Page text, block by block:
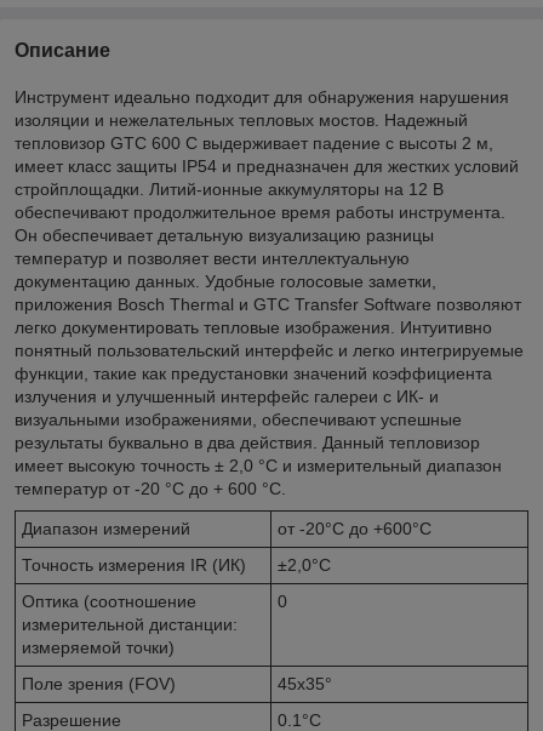
Описание
Инструмент идеально подходит для обнаружения нарушения
изоляции и нежелательных тепловых мостов. Надежный
тепловизор GTC 600 C выдерживает падение с высоты 2 м,
имеет класс защиты IP54 и предназначен для жестких условий
стройплощадки. Литий-ионные аккумуляторы на 12 В
обеспечивают продолжительное время работы инструмента.
Он обеспечивает детальную визуализацию разницы
температур и позволяет вести интеллектуальную
документацию данных. Удобные голосовые заметки,
приложения Bosch Thermal и GTC Transfer Software позволяют
легко документировать тепловые изображения. Интуитивно
понятный пользовательский интерфейс и легко интегрируемые
функции, такие как предустановки значений коэффициента
излучения и улучшенный интерфейс галереи с ИК- и
визуальными изображениями, обеспечивают успешные
результаты буквально в два действия. Данный тепловизор
имеет высокую точность ± 2,0 °C и измерительный диапазон
температур от -20 °C до + 600 °C.
Диапазон измерений
от -20°C до +600°C
Точность измерения IR (ИК)
±2,0°C
Оптика (соотношение
измерительной дистанции:
измеряемой точки)
0
Поле зрения (FOV)
45х35°
Разрешение
0.1°C